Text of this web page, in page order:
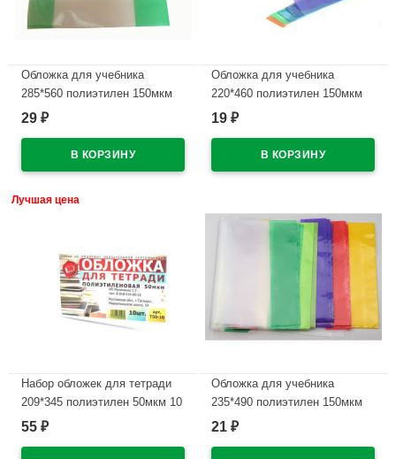
Обложка для учебника
285*560 полиэтилен 150мкм
универсальная М арт У 285
29 ₽
Обложка для учебника
220*460 полиэтилен 150мкм
универсальнаяМ арт У 22
19 ₽
Лучшая цена
Набор обложек для тетради
209*345 полиэтилен 50мкм 10
штук в наборе арт Т50-10
55 ₽
Обложка для учебника
235*490 полиэтилен 150мкм
универсальная М арт У 235
21 ₽